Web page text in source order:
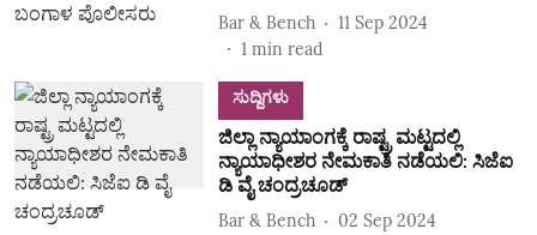
Bar & Bench
11 Sep 2024
1 min read
ಸುದ್ದಿಗಳು
ಜಿಲ್ಲಾ ನ್ಯಾಯಾಂಗಕ್ಕೆ ರಾಷ್ಟ್ರ ಮಟ್ಟದಲ್ಲಿ
ನ್ಯಾಯಾಧೀಶರ ನೇಮಕಾತಿ ನಡೆಯಲಿ: ಸಿಜೆಐ
ಡಿ ವೈ ಚಂದ್ರಚೂಡ್
Bar & Bench
02 Sep 2024